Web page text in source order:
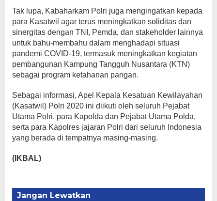
Tak lupa, Kabaharkam Polri juga mengingatkan kepada
para Kasatwil agar terus meningkatkan soliditas dan
sinergitas dengan TNI, Pemda, dan stakeholder lainnya
untuk bahu-membahu dalam menghadapi situasi
pandemi COVID-19, termasuk meningkatkan kegiatan
pembangunan Kampung Tangguh Nusantara (KTN)
sebagai program ketahanan pangan.
Sebagai informasi, Apel Kepala Kesatuan Kewilayahan
(Kasatwil) Polri 2020 ini diikuti oleh seluruh Pejabat
Utama Polri, para Kapolda dan Pejabat Utama Polda,
serta para Kapolres jajaran Polri dari seluruh Indonesia
yang berada di tempatnya masing-masing.
(IKBAL)
Jangan Lewatkan